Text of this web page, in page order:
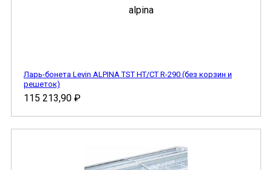
Ларь-бонета Levin ALPINA TST НТ/СТ R-290 (без корзин и
решеток)
115 213,90 ₽